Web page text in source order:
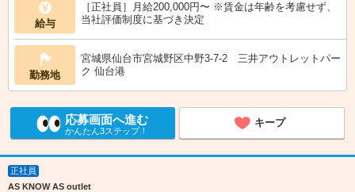
給与
［正社員］月給200,000円〜 ※賃金は年齢を考慮せず、
当社評価制度に基づき決定
勤務地
宮城県仙台市宮城野区中野3-7-2 三井アウトレットパー
ク 仙台港
応募画面へ進む
かんたん3ステップ！
キープ
正社員
AS KNOW AS outlet